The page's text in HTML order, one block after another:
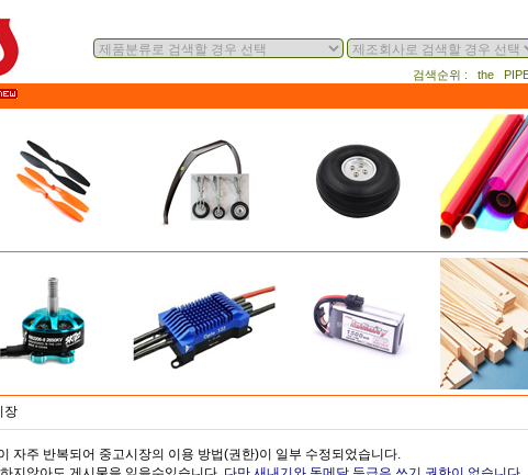
검색순위 : the
장
자주 반복되어 중고시장의 이용 방법(권한)이 일부 수정되었습니다.